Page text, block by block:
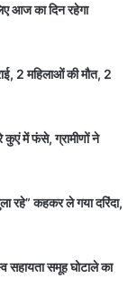
आज का दिन रहेगा
2 महिलाओं की मौत, 2
कुएं में फंसे, ग्रामीणों ने
रहे” कहकर ले गया दरिंदा,
सहायता समूह घोटाले का